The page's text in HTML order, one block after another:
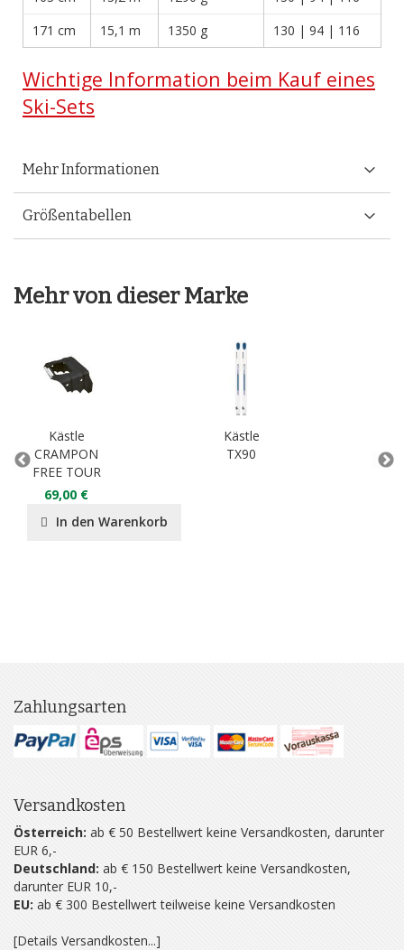
171 cm
15,1 m 1350 g 130 | 94 | 116
Wichtige Information beim Kauf eines
Ski-Sets
Mehr Informationen
Größentabellen
Mehr von dieser Marke
Kästle
CRAMPON
FREE TOUR
69,00 €
In den Warenkorb
Kästle
TX90
Zahlungsarten
Versandkosten
Österreich: ab € 50 Bestellwert keine Versandkosten, darunter
EUR 6,-
Deutschland: ab € 150 Bestellwert keine Versandkosten,
darunter EUR 10,-
EU: ab € 300 Bestellwert teilweise keine Versandkosten
[Details Versandkosten...]